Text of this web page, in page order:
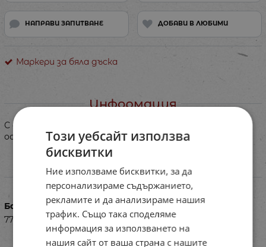
НАПРАВИ ЗАПИТВАНЕ ДОБАВИ В ЛЮБИМИ
Маркери за бяла дъска
Информация
С объл връх и дебелина на писане 1.5-5мм. На спиртна
основа, без ксилол и тулол.
Характеристики
Баркод (ISBN, UPC, др.)
77PE1605040-07
Този уебсайт използва
бисквитки
Ние използваме бисквитки, за да
персонализираме съдържанието,
рекламите и да анализираме нашия
трафик. Също така споделяме
информация за използването на
нашия сайт от ваша страна с нашите